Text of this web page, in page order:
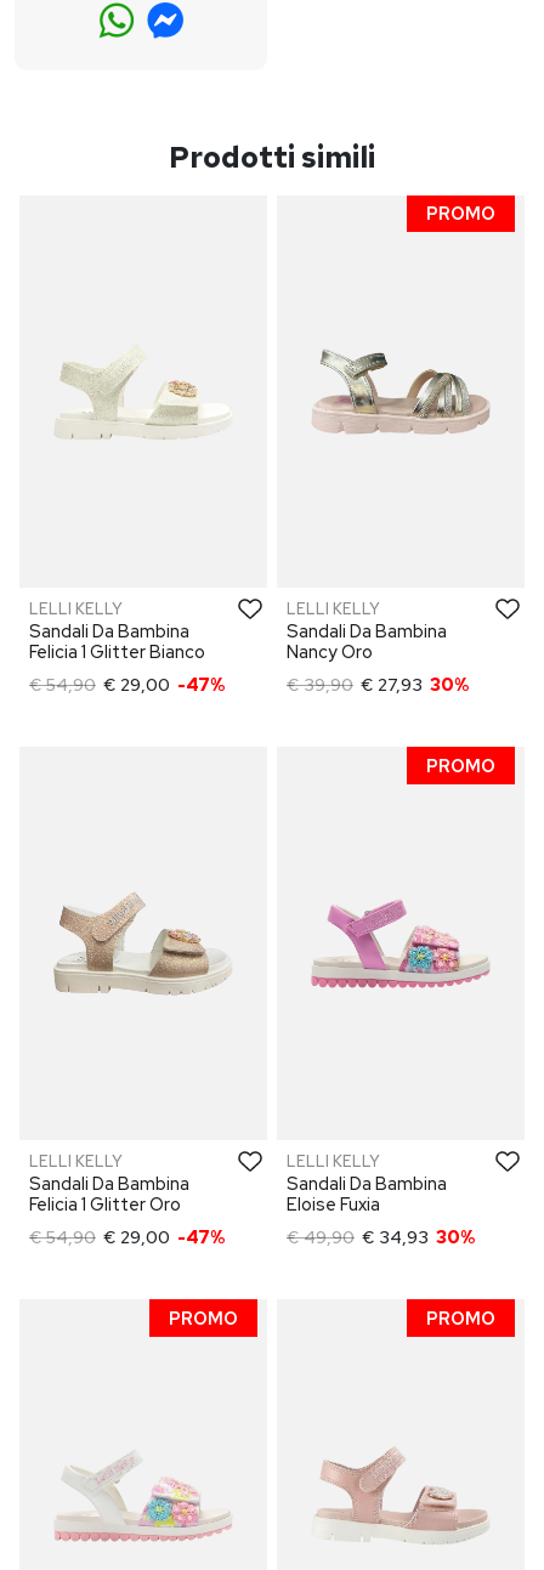
Prodotti simili
LELLI KELLY
Sandali Da Bambina
Felicia 1 Glitter Bianco
€ 54,90 € 29,00 -47%
PROMO
LELLI KELLY
Sandali Da Bambina
Nancy Oro
€ 39,90 € 27,93 30%
LELLI KELLY
Sandali Da Bambina
Felicia 1 Glitter Oro
€ 54,90 € 29,00 -47%
PROMO
LELLI KELLY
Sandali Da Bambina
Eloise Fuxia
€ 49,90 € 34,93 30%
PROMO PROMO